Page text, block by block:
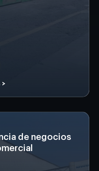
>
de negocios